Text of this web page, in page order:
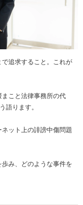
で追求すること。これが
こと法律事務所の代
語ります。
ット上の誹謗中傷問題
み、どのような事件を